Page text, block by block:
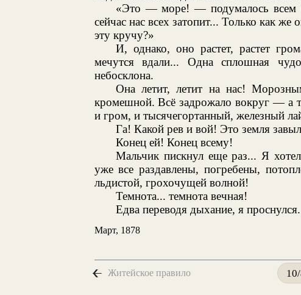
«Это — море! — подумалось
сейчас нас всех затопит... Только как
эту кручу?»
И, однако, оно растет, растет
мечутся вдали... Одна сплошная
небосклона.
Она летит, летит на нас!
кромешной. Всё задрожало вокруг — а
и гром, и тысячегортанный, железный
Га! Какой рев и вой! Это земля
Конец ей! Конец всему!
Мальчик пискнул еще раз... Я
уже все раздавлены, погребены,
льдистой, грохочущей волной!
Темнота... темнота вечная!
Едва переводя дыхание, я проснулся.
Март, 1878
Житейское правило